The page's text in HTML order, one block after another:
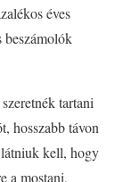
éves
beszámolók
tartani
hosszabb távon
látniuk kell, hogy
a mostani,